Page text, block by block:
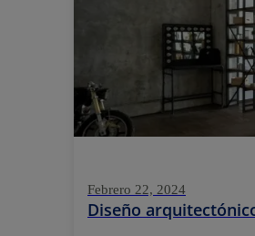
Febrero 22, 2024
Diseño